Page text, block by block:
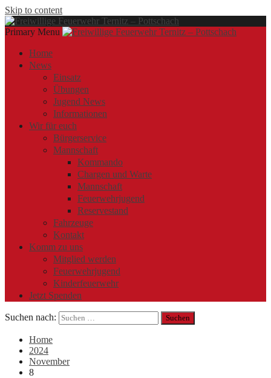
Skip to content
Primary Menu
Freiwillige Feuerwehr Ternitz – Pottschach
Home
News
Einsatz
Übungen
Jugend News
Informationen
Wir für euch
Bürgerservice
Mannschaft
Kommando
Chargen und Warte
Mannschaft
Feuerwehrjugend
Reservestand
Fahrzeuge
Kontakt
Komm zu uns
Mitglied werden
Feuerwehrjugend
Kinderfeuerwehr
Jetzt Spenden
Suchen nach:
Home
2024
November
8